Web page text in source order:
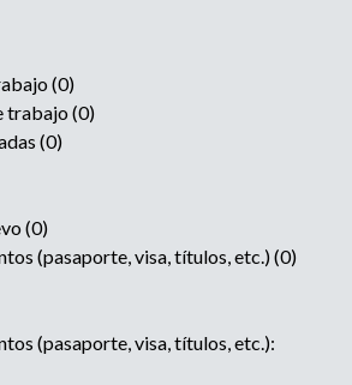
(0)
trabajo (0)
(0)
(0)
(pasaporte, visa, títulos, etc.) (0)
(pasaporte, visa, títulos, etc.):